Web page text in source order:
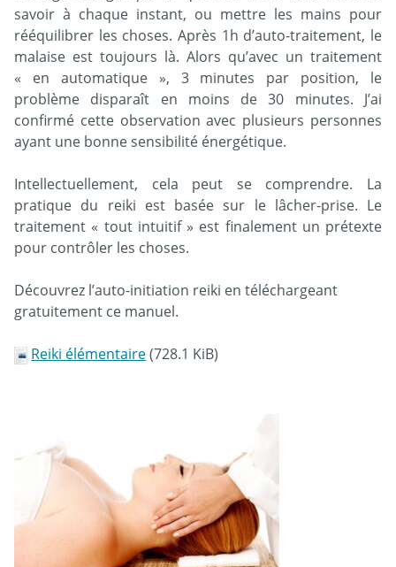
savoir à chaque instant, ou mettre les mains pour
rééquilibrer les choses. Après 1h d’auto-traitement, le
malaise est toujours là. Alors qu’avec un traitement
« en automatique », 3 minutes par position, le
problème disparaît en moins de 30 minutes. J’ai
confirmé cette observation avec plusieurs personnes
ayant une bonne sensibilité énergétique.
Intellectuellement, cela peut se comprendre. La
pratique du reiki est basée sur le lâcher-prise. Le
traitement « tout intuitif » est finalement un prétexte
pour contrôler les choses.
Découvrez l’auto-initiation reiki en téléchargeant
gratuitement ce manuel.
Reiki élémentaire(728.1 KiB)